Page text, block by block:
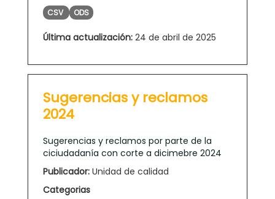
CSV ODS
Última actualización: 24 de abril de 2025
Sugerencias y reclamos
2024
Sugerencias y reclamos por parte de la
ciciudadanía con corte a dicimebre 2024
Publicador: Unidad de calidad
Categorias